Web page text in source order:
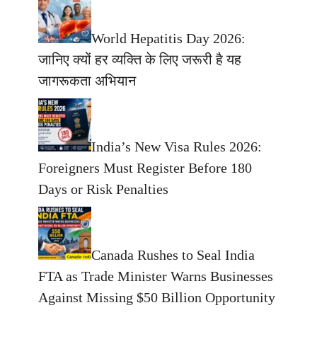
World Hepatitis Day 2026:
जानिए क्यों हर व्यक्ति के लिए जरूरी है यह
जागरूकता अभियान
India’s New Visa Rules 2026:
Foreigners Must Register Before 180
Days or Risk Penalties
Canada Rushes to Seal India
FTA as Trade Minister Warns Businesses
Against Missing $50 Billion Opportunity